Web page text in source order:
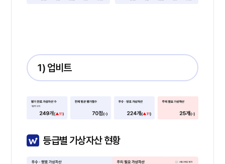
1) 업비트
등급별 가상자산 현황